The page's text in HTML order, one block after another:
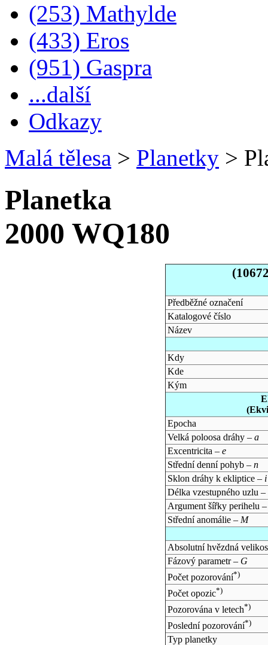
(253) Mathylde
(433) Eros
(951) Gaspra
...další
Odkazy
Malá tělesa > Planetky >
Planetka
2000 WQ180
Předběžné označení
Katalogové číslo
Název
Kdy
Kde
Kým
Epocha
Velká poloosa dráhy – a
Excentricita – e
Střední denní pohyb – n
Sklon dráhy k ekliptice – i
Délka vzestupného uzlu –
Argument šířky perihelu
Střední anomálie – M
Absolutní hvězdná
Fázový parametr – G
Počet pozorování*)
Počet opozic*)
Pozorována v letech*)
Poslední pozorování*)
Typ planetky